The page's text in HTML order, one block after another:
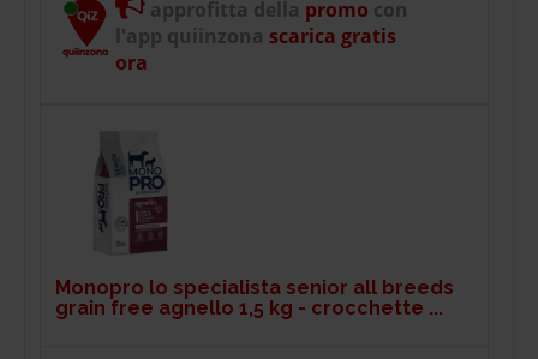
approfitta della promo con
l'app quiinzona scarica gratis
ora
Monopro lo specialista senior all breeds
grain free agnello 1,5 kg - crocchette ...